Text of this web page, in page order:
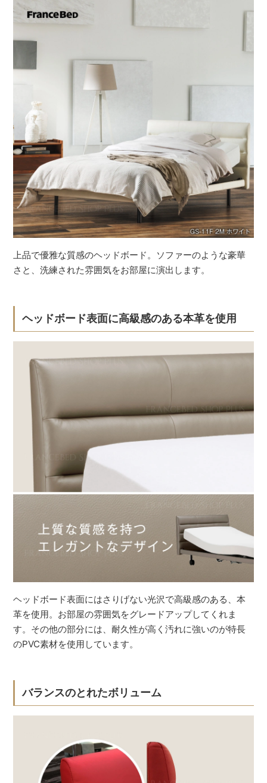
上品で優雅な質感のヘッドボード。ソファーのような豪華
さと、洗練された雰囲気をお部屋に演出します。
ヘッドボード表面に高級感のある本革を使用
ヘッドボード表面にはさりげない光沢で高級感のある、本
革を使用。お部屋の雰囲気をグレードアップしてくれま
す。その他の部分には、耐久性が高く汚れに強いのが特長
のPVC素材を使用しています。
バランスのとれたボリューム